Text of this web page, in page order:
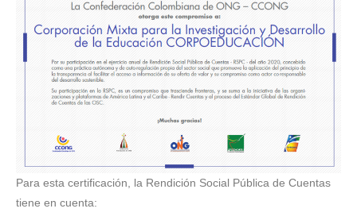
Para esta certificación, la Rendición Social Pública de Cuentas
tiene en cuenta: